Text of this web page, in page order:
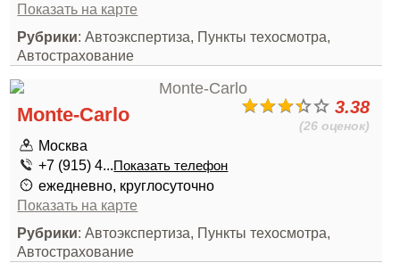
Показать на карте
Рубрики: Автоэкспертиза, Пункты техосмотра,
Автострахование
3.38
(26 оценок)
Monte-Carlo
Москва
+7 (915) 4...Показать телефон
ежедневно, круглосуточно
Показать на карте
Рубрики: Автоэкспертиза, Пункты техосмотра,
Автострахование